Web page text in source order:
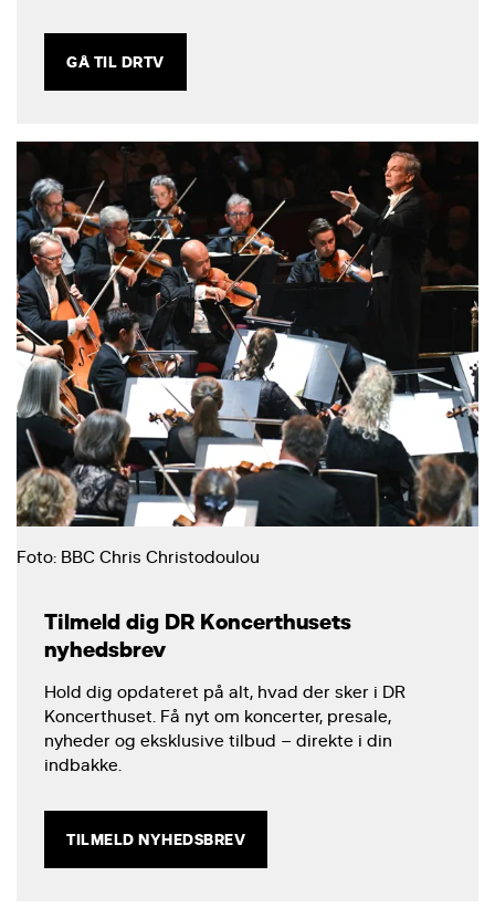
GÅ TIL DRTV
Foto: BBC Chris Christodoulou
Tilmeld dig DR Koncerthusets
nyhedsbrev
Hold dig opdateret på alt, hvad der sker i DR
Koncerthuset. Få nyt om koncerter, presale,
nyheder og eksklusive tilbud – direkte i din
indbakke.
TILMELD NYHEDSBREV